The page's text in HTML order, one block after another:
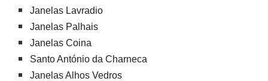
Janelas Lavradio
Janelas Palhais
Janelas Coina
Santo António da Charneca
Janelas Alhos Vedros